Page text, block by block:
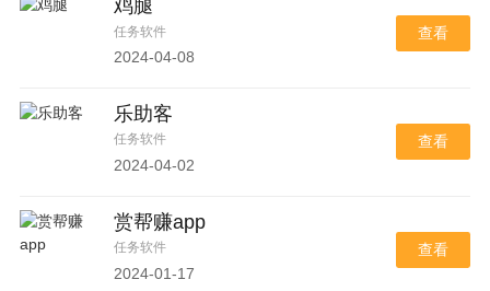
鸡腿
任务软件
2024-04-08
查看
乐助客
任务软件
2024-04-02
查看
赏帮赚app
任务软件
2024-01-17
查看